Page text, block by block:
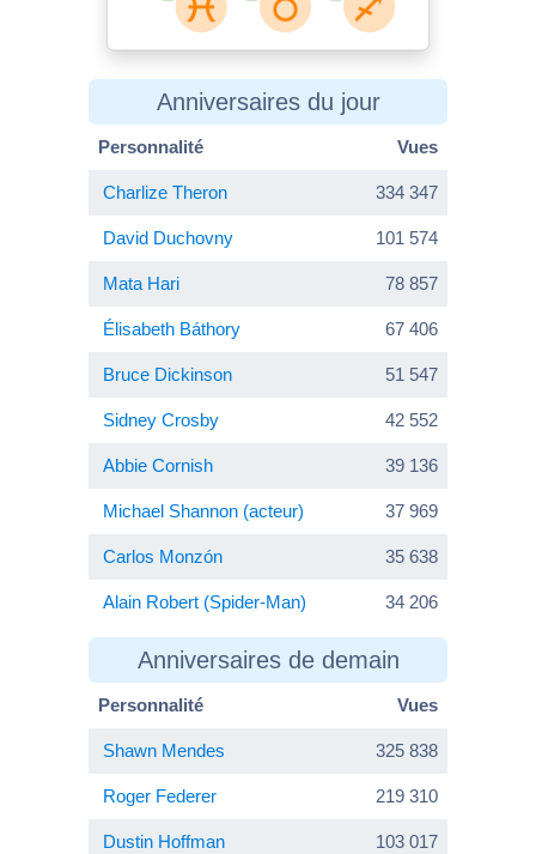
Anniversaires du jour
Personnalité Vues
Charlize Theron 334 347
David Duchovny 101 574
Mata Hari 78 857
Élisabeth Báthory 67 406
Bruce Dickinson 51 547
Sidney Crosby 42 552
Abbie Cornish 39 136
Michael Shannon (acteur) 37 969
Carlos Monzón 35 638
Alain Robert (Spider-Man) 34 206
Anniversaires de demain
Personnalité Vues
Shawn Mendes 325 838
Roger Federer 219 310
Dustin Hoffman 103 017